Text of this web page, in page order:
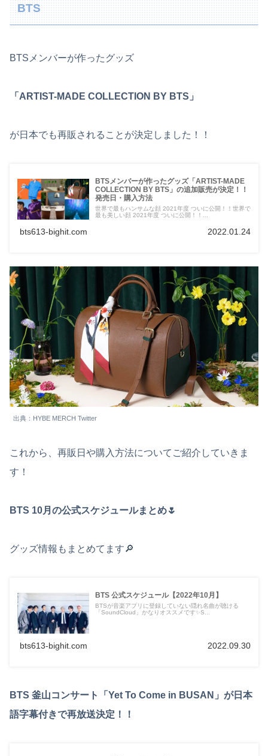
BTS
BTSメンバーが作ったグッズ
「ARTIST-MADE COLLECTION BY BTS」
が日本でも再販されることが決定しました！！
BTSメンバーが作ったグッズ「ARTIST-MADE
COLLECTION BY BTS」の追加販売が決定！！
発売日・購入方法
世界で最もハンサムな顔 2021年度 ついに公開！！世界で
最も美しい顔 2021年度 ついに公開！！...
bts613-bighit.com 2022.01.24
出典：HYBE MERCH Twitter
これから、再販日や購入方法についてご紹介していきま
す！
BTS 10月の公式スケジュールまとめ🌷
グッズ情報もまとめてます🔎
BTS 公式スケジュール【2022年10月】
BTSが音楽アプリに登録していない隠れ名曲が聴ける
「SoundCloud」かなりオススメです✨S...
bts613-bighit.com 2022.09.30
BTS 釜山コンサート「Yet To Come in BUSAN」が日本
語字幕付きで再放送決定！！